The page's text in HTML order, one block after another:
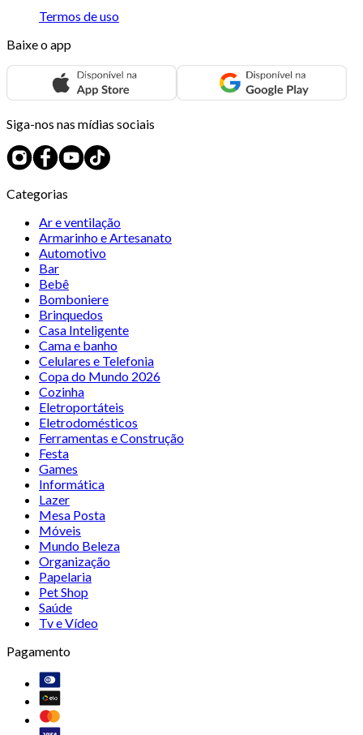
Termos de uso
Baixe o app
Siga-nos nas mídias sociais
Categorias
Ar e ventilação
Armarinho e Artesanato
Automotivo
Bar
Bebê
Bomboniere
Brinquedos
Casa Inteligente
Cama e banho
Celulares e Telefonia
Copa do Mundo 2026
Cozinha
Eletroportáteis
Eletrodomésticos
Ferramentas e Construção
Festa
Games
Informática
Lazer
Mesa Posta
Móveis
Mundo Beleza
Organização
Papelaria
Pet Shop
Saúde
Tv e Vídeo
Pagamento